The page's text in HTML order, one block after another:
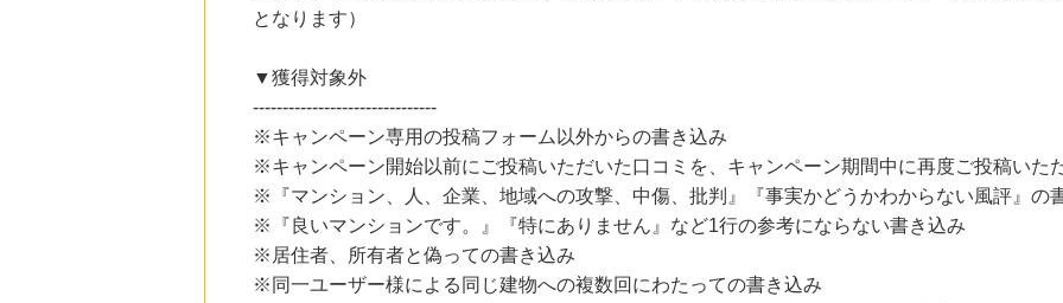
となります）
▼獲得対象外
-------------------------------
※キャンペーン専用の投稿フォーム以外からの書き込み
※キャンペーン開始以前にご投稿いただいた口コミを、キャンペーン期間中に再度ご投稿いた
※『マンション、人、企業、地域への攻撃、中傷、批判』『事実かどうかわからない風評』の
※『良いマンションです。』『特にありません』など1行の参考にならない書き込み
※居住者、所有者と偽っての書き込み
※同一ユーザー様による同じ建物への複数回にわたっての書き込み